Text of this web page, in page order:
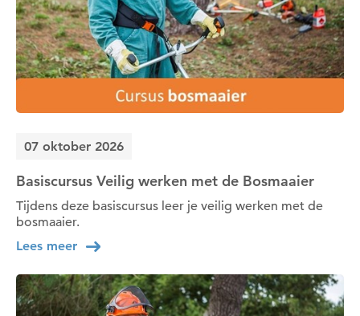
07 oktober 2026
Basiscursus Veilig werken met de Bosmaaier
Tijdens deze basiscursus leer je veilig werken met de
bosmaaier.
Lees meer